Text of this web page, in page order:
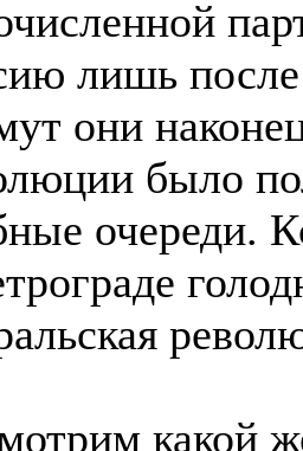
лишь
они
было
очереди.
какой